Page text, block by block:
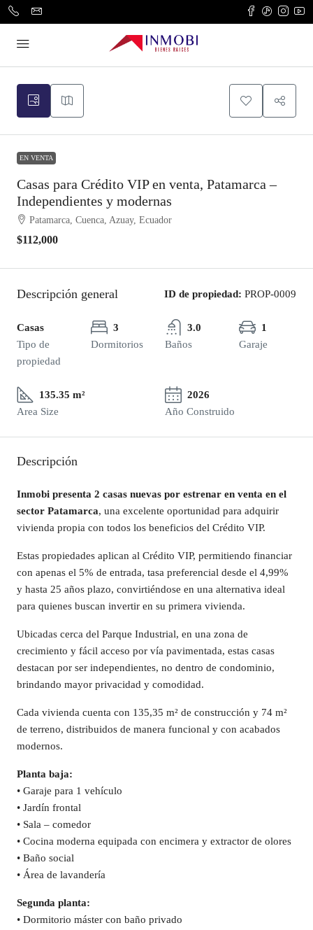
EN VENTA
Casas para Crédito VIP en venta, Patamarca –
Independientes y modernas
Patamarca, Cuenca, Azuay, Ecuador
$112,000
Descripción general ID de propiedad: PROP-0009
Casas
Tipo de
propiedad
3
Dormitorios
3.0
Baños
1
Garaje
135.35 m²
Area Size
2026
Año Construido
Descripción
Inmobi presenta 2 casas nuevas por estrenar en venta en el
sector Patamarca, una excelente oportunidad para adquirir
vivienda propia con todos los beneficios del Crédito VIP.
Estas propiedades aplican al Crédito VIP, permitiendo financiar
con apenas el 5% de entrada, tasa preferencial desde el 4,99%
y hasta 25 años plazo, convirtiéndose en una alternativa ideal
para quienes buscan invertir en su primera vivienda.
Ubicadas cerca del Parque Industrial, en una zona de
crecimiento y fácil acceso por vía pavimentada, estas casas
destacan por ser independientes, no dentro de condominio,
brindando mayor privacidad y comodidad.
Cada vivienda cuenta con 135,35 m² de construcción y 74 m²
de terreno, distribuidos de manera funcional y con acabados
modernos.
Planta baja:
• Garaje para 1 vehículo
• Jardín frontal
• Sala – comedor
• Cocina moderna equipada con encimera y extractor de olores
• Baño social
• Área de lavandería
Segunda planta:
• Dormitorio máster con baño privado